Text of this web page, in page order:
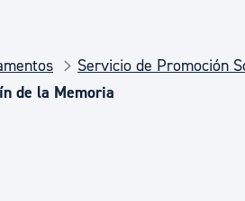
Servicio de Promoción
de la Memoria